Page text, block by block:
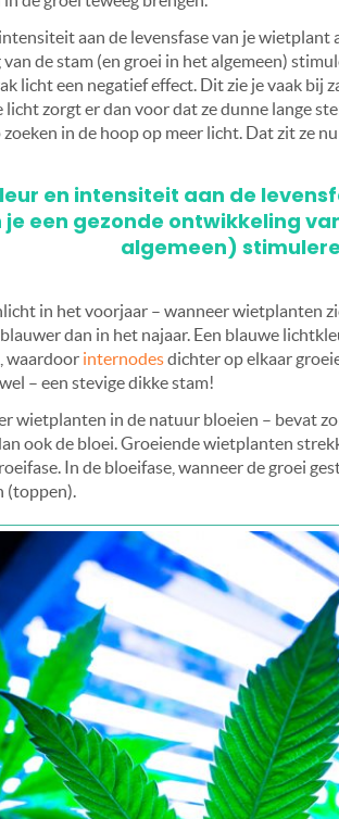
aan de levensfase van je wietplant
de stam (en groei in het algemeen)
licht een negatief effect. Dit zie je vaak bij
zorgt er dan voor dat ze dunne lange
in de hoop op meer licht. Dat zit ze
en intensiteit aan de
je een gezonde ontwikkeling
algemeen)
in het voorjaar – wanneer wietplanten
dan in het najaar. Een blauwe
waardoor internodesdichter op elkaar
– een stevige dikke stam!
wietplanten in de natuur bloeien – bevat
ook de bloei. Groeiende wietplanten
In de bloeifase, wanneer de groei
(toppen).